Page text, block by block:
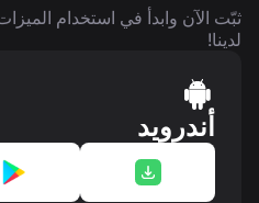
ثبّت الآن وابدأ في استخدام
لدينا!
أندرويد